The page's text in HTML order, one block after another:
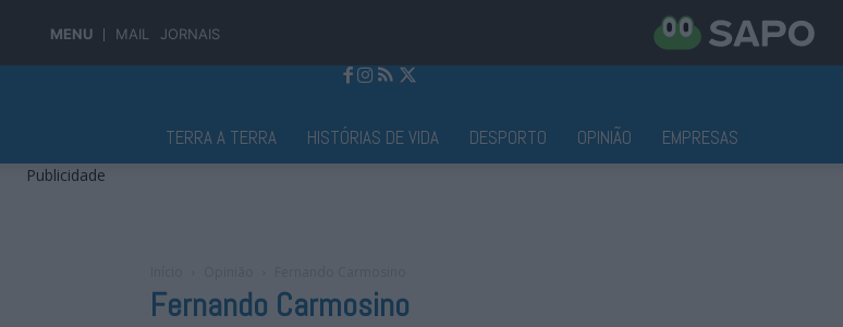
MENU MAIL JORNAIS
TERRA A TERRA HISTÓRIAS DE VIDA DESPORTO OPINIÃO EMPRESAS
Publicidade
Fernando Carmosino